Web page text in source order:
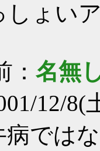
しょい
： 名無
12/8(
病では